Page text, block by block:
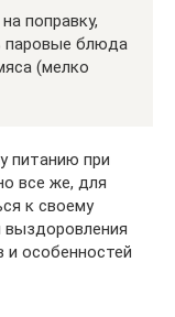
поправку,
паровые блюда
(мелко
питанию при
все же, для
к своему
выздоровления
и особенностей